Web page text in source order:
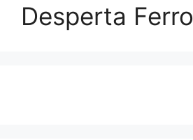
Desperta Ferro